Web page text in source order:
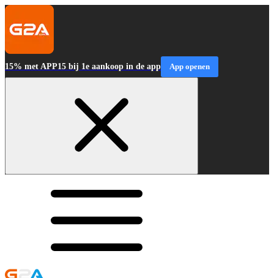
15% met APP15 bij 1e aankoop in de app App openen